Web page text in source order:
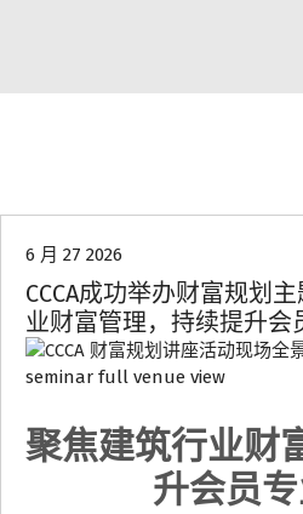
6 月 27 2026
CCCA成功举办财富规划
业财富管理，持续提升会
聚焦建筑行业财
升会员